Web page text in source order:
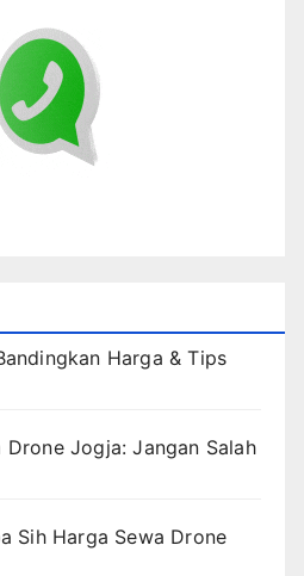
Harga & Tips
Drone Jogja: Jangan Salah
Sih Harga Sewa Drone